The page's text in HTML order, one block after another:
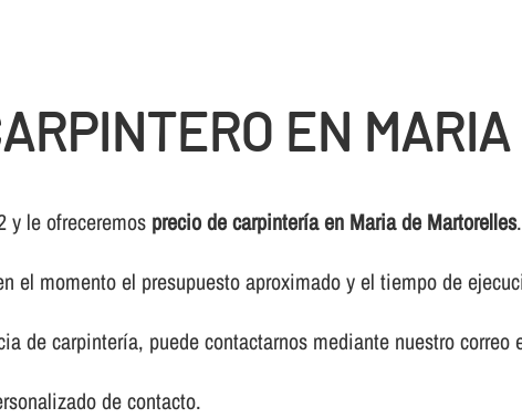
EN
y le ofreceremos precio de carpinterí­a en Maria de Martorelles.
el momento el presupuesto aproximado y el tiempo de
de carpinterí­a, puede contactarnos mediante nuestro correo
de contacto.